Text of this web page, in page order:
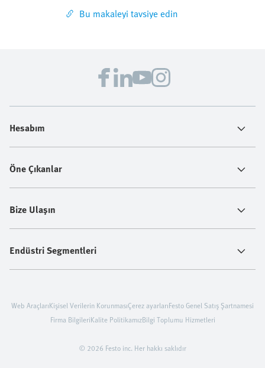
Bu makaleyi tavsiye edin
Hesabım
Öne Çıkanlar
Bize Ulaşın
Endüstri Segmentleri
© 2026 Festo inc. Her hakkı saklıdır
Web AraçlarıKişisel Verilerin KorunmasıÇerez ayarlarıFesto Genel Satış Şartnamesi
Firma BilgileriKalite PolitikamızBilgi Toplumu Hizmetleri